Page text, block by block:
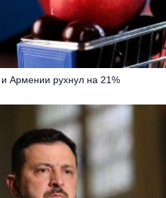
Армении рухнул на 21%